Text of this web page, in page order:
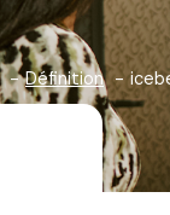
Définition